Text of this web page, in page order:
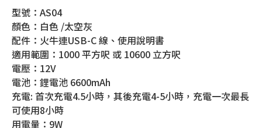
型號：AS04
顏色：白色 /太空灰
配件：火牛連USB-C 線、使用說明書
適用範圍：1000 平方呎 或 10600 立方呎
電壓：12V
電池：鋰電池 6600mAh
充電: 首次充電4.5小時，其後充電4-5小時，充電一次最長
可使用8小時
用電量：9W